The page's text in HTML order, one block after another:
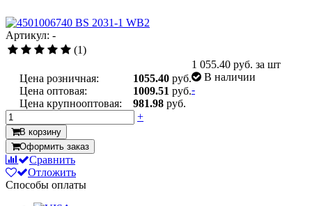
Артикул: -
(1)
Цена розничная: 1055.40 руб.
Цена оптовая:
1009.51 руб.
Цена крупнооптовая:
981.98 руб.
1 055.40 руб. за шт
В наличии
-
+
В корзину
Оформить заказ
Сравнить
Отложить
Способы оплаты